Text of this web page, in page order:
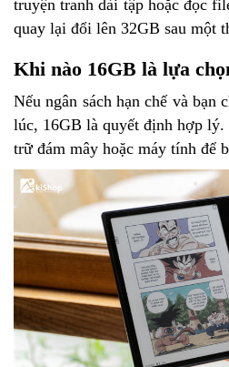
truyện tranh dài tập hoặc đọc
quay lại đổi lên 32GB sau một
Khi nào 16GB là lựa
Nếu ngân sách hạn chế và bạn
lúc, 16GB là quyết định hợp lý.
trữ đám mây hoặc máy tính để